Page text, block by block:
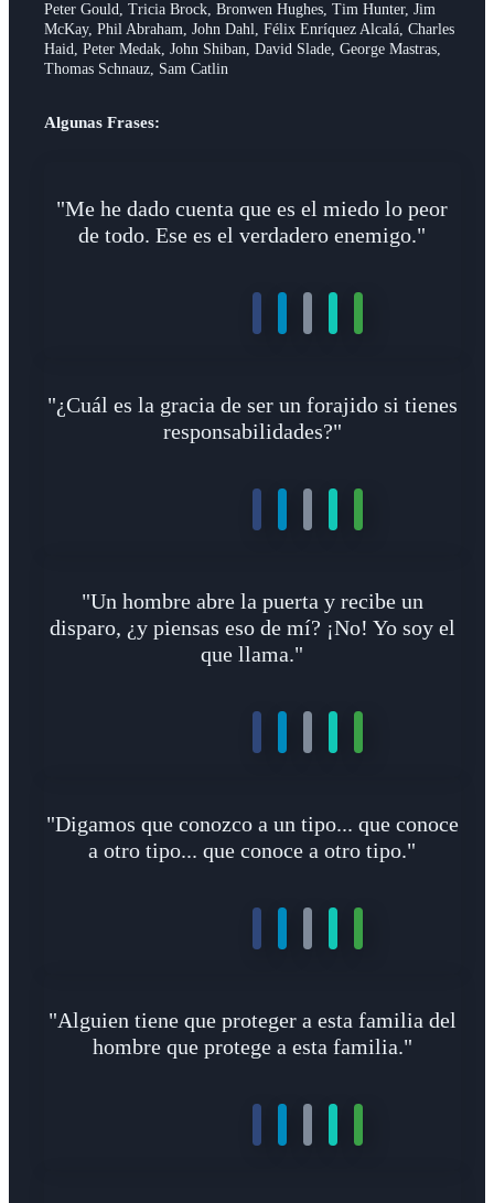
Peter Gould, Tricia Brock, Bronwen Hughes, Tim Hunter, Jim
McKay, Phil Abraham, John Dahl, Félix Enríquez Alcalá, Charles
Haid, Peter Medak, John Shiban, David Slade, George Mastras,
Thomas Schnauz, Sam Catlin
Algunas Frases:
"Me he dado cuenta que es el miedo lo peor
de todo. Ese es el verdadero enemigo."
"¿Cuál es la gracia de ser un forajido si tienes
responsabilidades?"
"Un hombre abre la puerta y recibe un
disparo, ¿y piensas eso de mí? ¡No! Yo soy el
que llama."
"Digamos que conozco a un tipo... que conoce
a otro tipo... que conoce a otro tipo."
"Alguien tiene que proteger a esta familia del
hombre que protege a esta familia."